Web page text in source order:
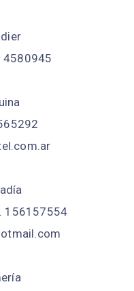
4580945
156157554